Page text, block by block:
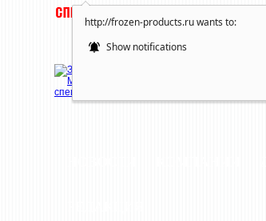
http://frozen-products.ru wants to:
Show notifications